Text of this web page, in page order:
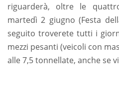
riguarderà, oltre le
martedì 2 giugno (Festa
seguito troverete tutti i
mezzi pesanti (veicoli con
alle 7,5 tonnellate, anche se